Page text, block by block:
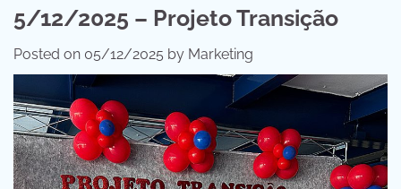
5/12/2025 – Projeto Transição
Posted on 05/12/2025 by Marketing